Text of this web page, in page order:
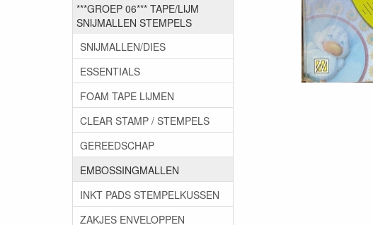
***GROEP 06*** TAPE/LIJM
SNIJMALLEN STEMPELS
SNIJMALLEN/DIES
ESSENTIALS
FOAM TAPE LIJMEN
CLEAR STAMP / STEMPELS
GEREEDSCHAP
EMBOSSINGMALLEN
INKT PADS STEMPELKUSSEN
ZAKJES ENVELOPPEN